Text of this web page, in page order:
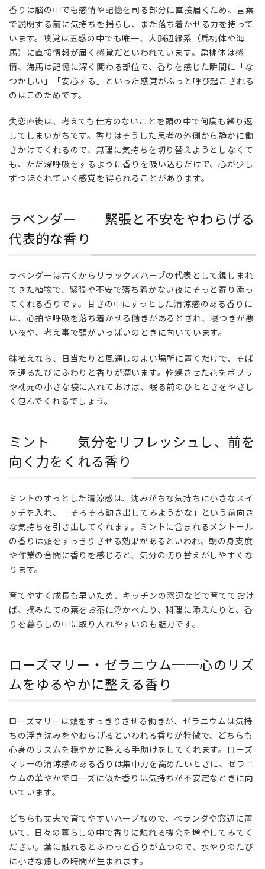
と感
情に
働き
かけ
るア
ロマ
の仕
2
ラベ
ンダ
──
安を
やわ
らげ
な香
り
3
ミン
ト
気分
をリ
フレ
ッシ
向く
力を
くれ
り
4
ロー
ズマ
リ
ー・
ニウ
心の
ゆる
やか
に整
香り
5
香
り
と
の
手
付
き
合
香りは脳の中でも感情や記憶を司る部分に直接届くため、言葉
で説明する前に気持ちを揺らし、また落ち着かせる力を持って
います。嗅覚は五感の中でも唯一、大脳辺縁系（扁桃体や海
馬）に直接情報が届く感覚だといわれています。扁桃体は感
情、海馬は記憶に深く関わる部位で、香りを感じた瞬間に「な
つかしい」「安心する」といった感覚がふっと呼び起こされる
のはこのためです。
失恋直後は、考えても仕方のないことを頭の中で何度も繰り返
してしまいがちです。香りはそうした思考の外側から静かに働
きかけてくれるので、無理に気持ちを切り替えようとしなくて
も、ただ深呼吸をするように香りを吸い込むだけで、心が少し
ずつほぐれていく感覚を得られることがあります。
ラベンダー──緊張と不安をやわらげる
代表的な香り
ラベンダーは古くからリラックスハーブの代表として親しまれ
てきた植物で、緊張や不安で落ち着かない夜にそっと寄り添っ
てくれる香りです。甘さの中にすっとした清涼感のある香りに
は、心拍や呼吸を落ち着かせる働きがあるとされ、寝つきが悪
い夜や、考え事で頭がいっぱいのときに向いています。
鉢植えなら、日当たりと風通しのよい場所に置くだけで、そば
を通るたびにふわりと香りが漂います。乾燥させた花をポプリ
や枕元の小さな袋に入れておけば、眠る前のひとときをやさし
く包んでくれるでしょう。
ミント──気分をリフレッシュし、前を
向く力をくれる香り
ミントのすっとした清涼感は、沈みがちな気持ちに小さなスイ
ッチを入れ、「そろそろ動き出してみようかな」という前向き
な気持ちを引き出してくれます。ミントに含まれるメントール
の香りは頭をすっきりさせる効果があるといわれ、朝の身支度
や作業の合間に香りを感じると、気分の切り替えがしやすくな
ります。
育てやすく成長も早いため、キッチンの窓辺などで育てておけ
ば、摘みたての葉をお茶に浮かべたり、料理に添えたりと、香
りを暮らしの中に取り入れやすいのも魅力です。
ローズマリー・ゼラニウム──心のリズ
ムをゆるやかに整える香り
ローズマリーは頭をすっきりさせる働きが、ゼラニウムは気持
ちの浮き沈みをやわらげるといわれる香りが特徴で、どちらも
心身のリズムを穏やかに整える手助けをしてくれます。ローズ
マリーの清涼感のある香りは集中力を高めたいときに、ゼラニ
ウムの華やかでローズに似た香りは気持ちが不安定なときに向
いています。
どちらも丈夫で育てやすいハーブなので、ベランダや窓辺に置
いて、日々の暮らしの中で香りに触れる機会を増やしてみてく
ださい。葉に触れるとふわっと香りが立つので、水やりのたび
に小さな癒しの時間が生まれます。